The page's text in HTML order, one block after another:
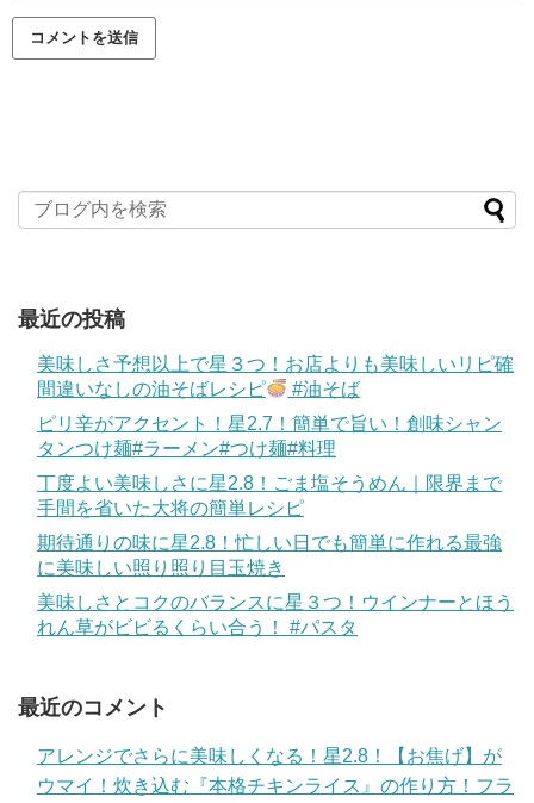
最近の投稿
美味しさ予想以上で星３つ！お店よりも美味しいリピ確
間違いなしの油そばレシピ
#油そば
ピリ辛がアクセント！星2.7！簡単で旨い！創味シャン
タンつけ麺#ラーメン#つけ麺#料理
丁度よい美味しさに星2.8！ごま塩そうめん｜限界まで
手間を省いた大将の簡単レシピ
期待通りの味に星2.8！忙しい日でも簡単に作れる最強
に美味しい照り照り目玉焼き
美味しさとコクのバランスに星３つ！ウインナーとほう
れん草がビビるくらい合う！ #パスタ
最近のコメント
アレンジでさらに美味しくなる！星2.8！【お焦げ】が
ウマイ！炊き込む『本格チキンライス』の作り方！フラ